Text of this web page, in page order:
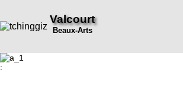
Valcourt
Beaux-Arts
: